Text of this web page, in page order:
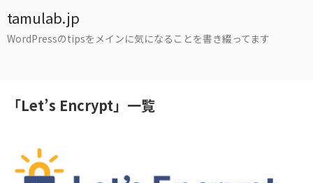
tamulab.jp
WordPressのtipsをメインに気になることを書き綴ってます
「Let’s Encrypt」 一覧